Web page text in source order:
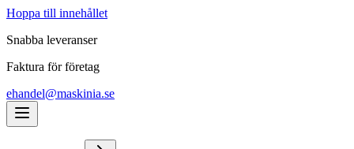
Hoppa till innehållet
Snabba leveranser
Faktura för företag
ehandel@maskinia.se